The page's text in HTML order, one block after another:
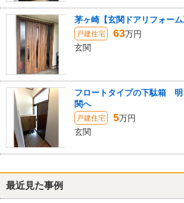
茅ヶ崎【玄関ドアリフォーム
戸建住宅 63万円
玄関
フロートタイプの下駄箱 明
関へ
戸建住宅 5万円
玄関
最近見た事例